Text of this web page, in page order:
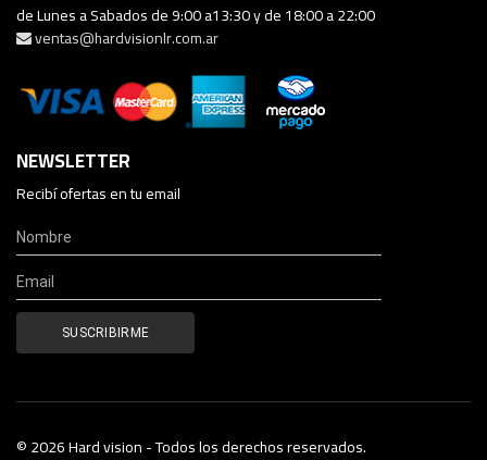
de Lunes a Sabados de 9:00 a13:30 y de 18:00 a 22:00
ventas@hardvisionlr.com.ar
NEWSLETTER
Recibí ofertas en tu email
© 2026 Hard vision - Todos los derechos reservados.